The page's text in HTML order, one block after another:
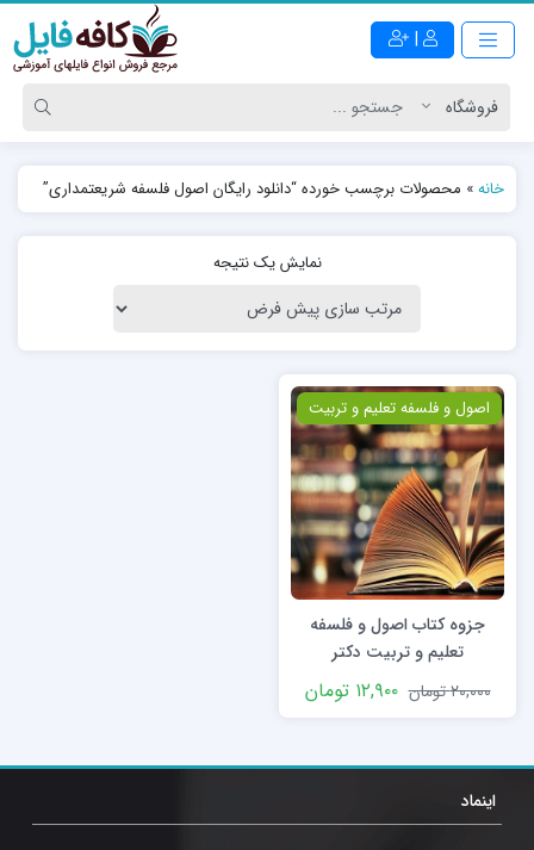
|
خانه» محصولات برچسب خورده “دانلود رایگان اصول فلسفه شریعتمداری”
نمایش یک نتیجه
ویژه
اصول و فلسفه تعلیم و تربیت
جزوه کتاب اصول و فلسفه
تعلیم و تربیت دکتر
شریعتمداری
۲۰,۰۰۰تومان ۱۲,۹۰۰ تومان
اینماد